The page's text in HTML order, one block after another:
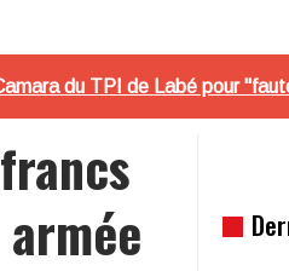
du TPI de Labé pour